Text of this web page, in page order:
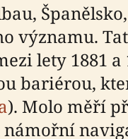
významu.
lety 1881
bariérou,
). Molo měří